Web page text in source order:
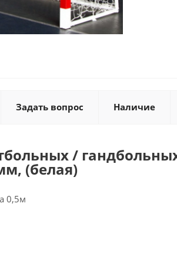
Задать вопрос Наличие
/
(белая)
0,5м